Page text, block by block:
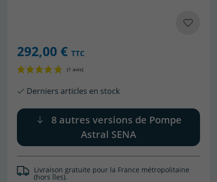
292,00 € TTC
(1 avis)
Derniers articles en stock
8 autres versions de Pompe
Astral SENA
Livraison gratuite pour la France métropolitaine
(hors îles).